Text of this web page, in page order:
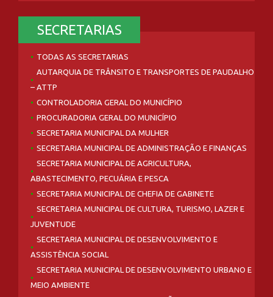
SECRETARIAS
TODAS AS SECRETARIAS
AUTARQUIA DE TRÂNSITO E TRANSPORTES DE PAUDALHO
– ATTP
CONTROLADORIA GERAL DO MUNICÍPIO
PROCURADORIA GERAL DO MUNICÍPIO
SECRETARIA MUNICIPAL DA MULHER
SECRETARIA MUNICIPAL DE ADMINISTRAÇÃO E FINANÇAS
SECRETARIA MUNICIPAL DE AGRICULTURA,
ABASTECIMENTO, PECUÁRIA E PESCA
SECRETARIA MUNICIPAL DE CHEFIA DE GABINETE
SECRETARIA MUNICIPAL DE CULTURA, TURISMO, LAZER E
JUVENTUDE
SECRETARIA MUNICIPAL DE DESENVOLVIMENTO E
ASSISTÊNCIA SOCIAL
SECRETARIA MUNICIPAL DE DESENVOLVIMENTO URBANO E
MEIO AMBIENTE